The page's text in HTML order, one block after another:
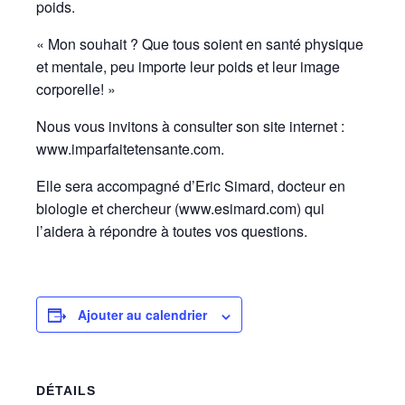
poids.
« Mon souhait ? Que tous soient en santé physique
et mentale, peu importe leur poids et leur image
corporelle! »
Nous vous invitons à consulter son site internet :
www.imparfaitetensante.com.
Elle sera accompagné d’Eric Simard, docteur en
biologie et chercheur (www.esimard.com) qui
l’aidera à répondre à toutes vos questions.
Ajouter au calendrier
DÉTAILS